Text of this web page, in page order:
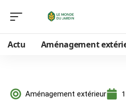
Actu Aménagement
Aménagement extérieur